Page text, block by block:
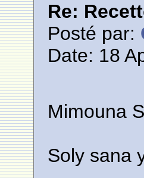
Re:
Posté par:
Date: 18
Mimouna
Soly sana